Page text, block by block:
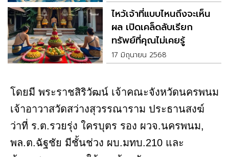
ไหว้เจ้าที่แบบไหนถึงจะเห็น
ผล เปิดเคล็ดลับเรียก
ทรัพย์ที่คุณไม่เคยรู้
17 มิถุนายน 2568
โดยมี พระราชสิริวัฒน์ เจ้าคณะจังหวัดนครพนม
เจ้าอาวาสวัดสว่างสุวรรณาราม ประธานสงฆ์
ว่าที่ ร.ต.รวยรุ่ง ใครบุตร รอง ผวจ.นครพนม,
พล.ต.ฉัฐชัย มีชั้นช่วง ผบ.มทบ.210 และ